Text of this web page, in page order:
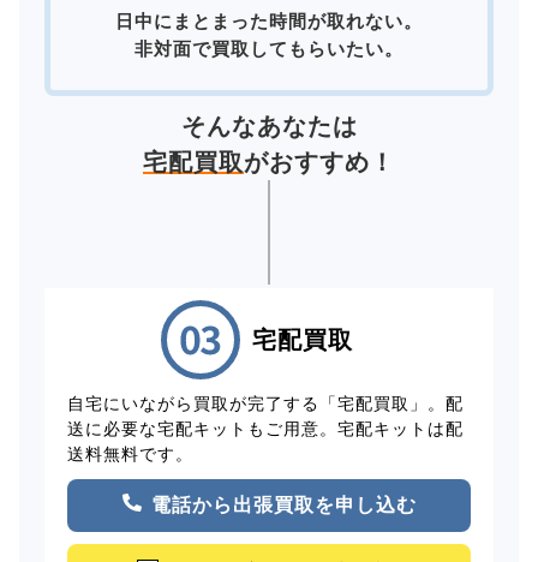
日中にまとまった時間が取れない。
非対面で買取してもらいたい。
そんなあなたは
宅配買取がおすすめ！
宅配買取
自宅にいながら買取が完了する「宅配買取」。配
送に必要な宅配キットもご用意。宅配キットは配
送料無料です。
電話から出張買取を申し込む